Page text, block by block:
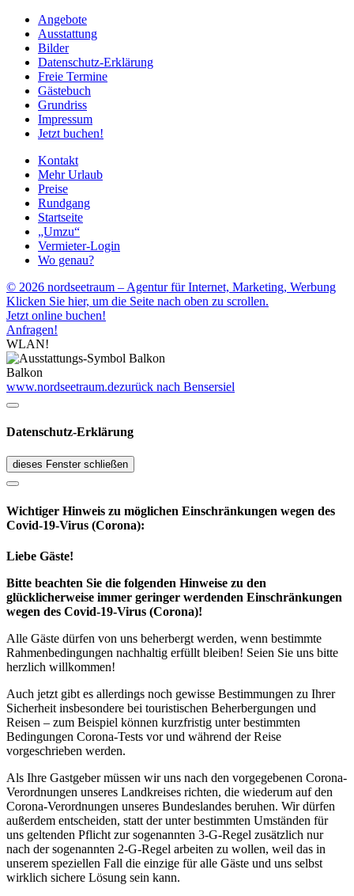
Angebote
Ausstattung
Bilder
Datenschutz-Erklärung
Freie Termine
Gästebuch
Grundriss
Impressum
Jetzt buchen!
Kontakt
Mehr Urlaub
Preise
Rundgang
Startseite
„Umzu“
Vermieter-Login
Wo genau?
© 2026 nordseetraum – Agentur für Internet, Marketing, Werbung
Klicken Sie hier, um die Seite nach oben zu scrollen.
Jetzt online buchen!
Anfragen!
WLAN!
Balkon
www.nordseetraum.dezurück nach Bensersiel
Datenschutz-Erklärung
dieses Fenster schließen
Wichtiger Hinweis zu möglichen Ein­schränk­ungen wegen des
Covid-19-Virus (Corona):
Liebe Gäste!
Bitte beachten Sie die folgenden Hinweise zu den
glücklicherweise immer geringer werdenden Einschränkungen
wegen des Covid-19-Virus (Corona)!
Alle Gäste dürfen von uns beherbergt werden, wenn bestimmte
Rahmenbedingungen nachhaltig erfüllt bleiben! Seien Sie uns bitte
herzlich willkommen!
Auch jetzt gibt es allerdings noch gewisse Bestimmungen zu Ihrer
Sicherheit insbesondere bei touristischen Beherbergungen und
Reisen – zum Beispiel können kurzfristig unter bestimmten
Bedingungen Corona-Tests vor und während der Reise
vorgeschrieben werden.
Als Ihre Gastgeber müssen wir uns nach den vorgegebenen Corona-
Verordnungen unseres Landkreises richten, die wiederum auf den
Corona-Verordnungen unseres Bundeslandes beruhen. Wir dürfen
außerdem entscheiden, statt der unter bestimmten Umständen für
uns geltenden Pflicht zur sogenannten 3-G-Regel zusätzlich nur
nach der sogenannten 2-G-Regel arbeiten zu wollen, weil das in
unserem speziellen Fall die einzige für alle Gäste und uns selbst
wirklich sichere Lösung sein kann.